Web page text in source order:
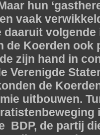
hun
vaak
daaruit volgende
de Koerden ook
zijn hand in
Verenigde
de
uitbouwen.
BDP, de partij